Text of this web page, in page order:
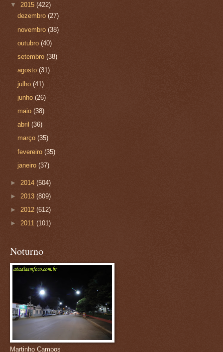
▼ 2015 (422)
dezembro(27)
novembro(38)
outubro(40)
setembro(38)
agosto(31)
julho(41)
junho(26)
maio(38)
abril(36)
março(35)
fevereiro(35)
janeiro(37)
► 2014 (504)
► 2013 (809)
► 2012 (612)
► 2011 (101)
Noturno
Martinho Campos